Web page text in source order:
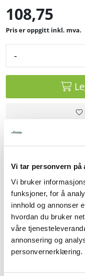
Vi tar personvern på
Vi bruker
funksjoner, for å
innhold og annonser
hvordan du bruker
våre
annonsering og
personvernerklæring.
108,75
inkl. mva.
-
Dette produktet er på
løpet av 1-3 virkedager.
Mer info
Bransjer
Kontakt